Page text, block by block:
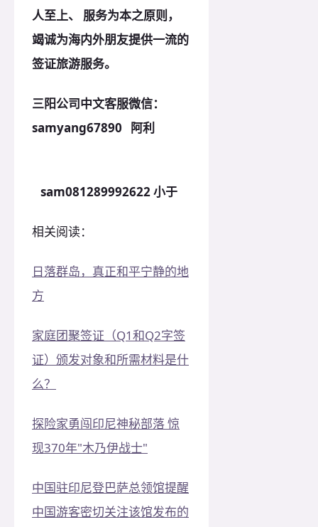
人至上、 服务为本之原则，
竭诚为海内外朋友提供一流的
签证旅游服务。
三阳公司中文客服微信：
samyang67890 阿利
sam081289992622 小于
相关阅读：
日落群岛，真正和平宁静的地
方
家庭团聚签证（Q1和Q2字签
证）颁发对象和所需材料是什
么？
探险家勇闯印尼神秘部落 惊
现370年"木乃伊战士"
中国驻印尼登巴萨总领馆提醒
中国游客密切关注该馆发布的